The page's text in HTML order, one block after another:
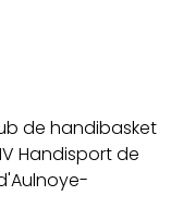
de handibasket
Handisport de